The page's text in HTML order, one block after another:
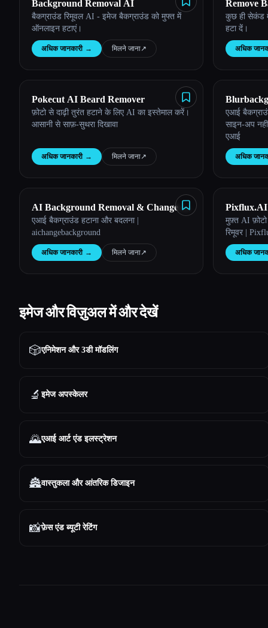
Background Removal AI
बैकग्राउंड रिमूवल AI - इमेज बैकग्राउंड को मुफ्त में
ऑनलाइन हटाएं।
अधिक जानकारी → मिलने जाना↗︎
Remove
कुछ ही सेकंड
हटा दें।
अधिक
Pokecut AI Beard Remover
फ़ोटो से दाढ़ी तुरंत हटाने के लिए AI का इस्तेमाल करें।
आसानी से साफ़-सुथरा दिखावा
अधिक जानकारी → मिलने जाना↗︎
एआई
साइन-अप
एआई
अधिक
AI Background Removal & Change |
aichangebackground
एआई बैकग्राउंड हटाना और बदलना |
aichangebackground
अधिक जानकारी → मिलने जाना↗︎
Pixflux.AI
मुफ़्त AI फ़ोटो
रिमूवर |
अधिक
इमेज और विज़ुअल में और देखें
🎲एनिमेशन और 3डी मॉडलिंग
🔬 इमेज अपस्केलर
🌄एआई आर्ट एंड इलस्ट्रेशन
🏯वास्तुकला और आंतरिक डिजाइन
📸फ़ेस एंड ब्यूटी रेटिंग